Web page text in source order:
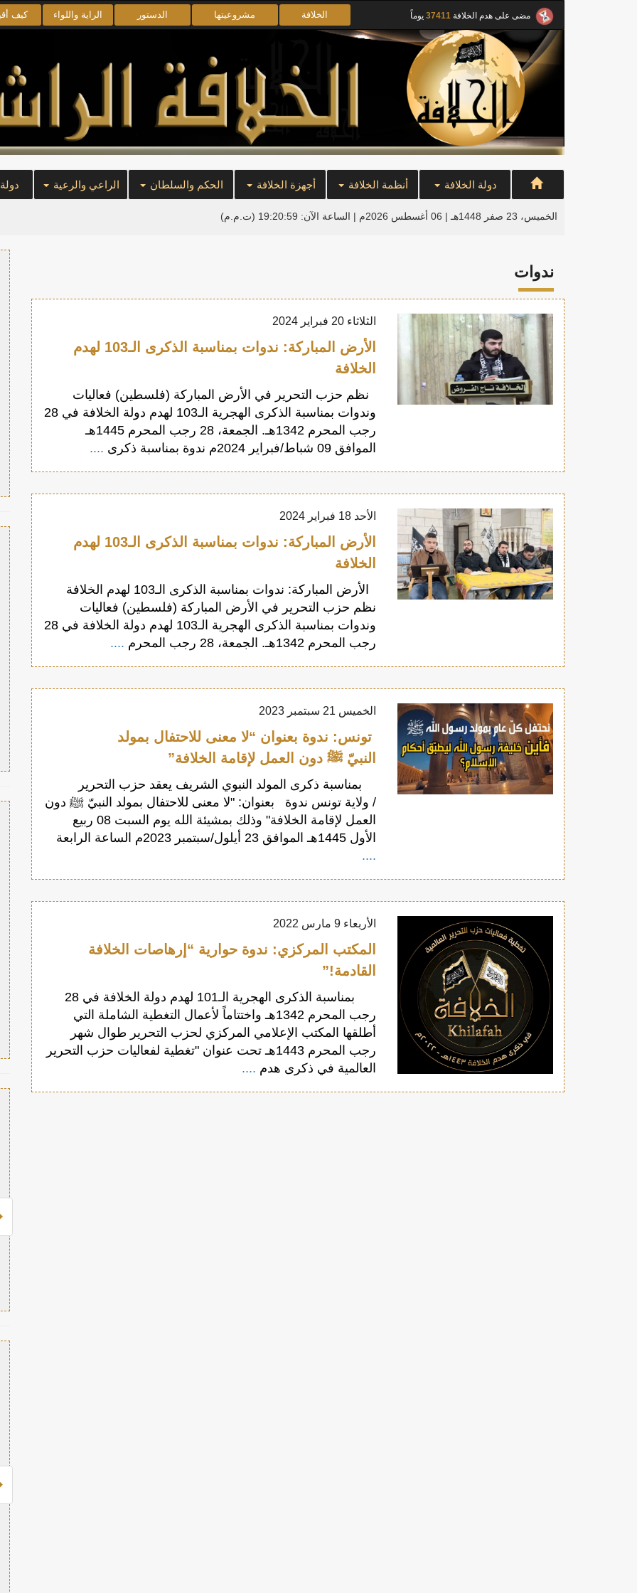
مضى على هدم الخلافة 37411 يوماً الخلافة مشروعيتها الدستور الراية واللواء كيف
دولة الخلافة أنظمة الخلافة أجهزة الخلافة الحكم والسلطان الراعي والرعية
الخميس، 23 صفر 1448هـ | 06 أغسطس 2026م | الساعة الآن: 19:20:59 (ت.م.م)
ندوات
الثلاثاء 20 فبراير 2024
الأرض المباركة: ندوات بمناسبة الذكرى الـ103 لهدم
الخلافة
نظم حزب التحرير في الأرض المباركة (فلسطين) فعاليات
وندوات بمناسبة الذكرى الهجرية الـ103 لهدم دولة الخلافة في 28
رجب المحرم 1342هـ. الجمعة، 28 رجب المحرم 1445هـ
الموافق 09 شباط/فبراير 2024م ندوة بمناسبة ذكرى
....
الأحد 18 فبراير 2024
الأرض المباركة: ندوات بمناسبة الذكرى الـ103 لهدم
الخلافة
الأرض المباركة: ندوات بمناسبة الذكرى الـ103 لهدم الخلافة
نظم حزب التحرير في الأرض المباركة (فلسطين) فعاليات
وندوات بمناسبة الذكرى الهجرية الـ103 لهدم دولة الخلافة في 28
رجب المحرم 1342هـ. الجمعة، 28 رجب المحرم
....
الخميس 21 سبتمبر 2023
تونس: ندوة بعنوان “لا معنى للاحتفال بمولد
النبيّ ﷺ دون العمل لإقامة الخلافة”
بمناسبة ذكرى المولد النبوي الشريف يعقد حزب التحرير
/ ولاية تونس ندوة بعنوان: "لا معنى للاحتفال بمولد النبيّ ﷺ دون
العمل لإقامة الخلافة" وذلك بمشيئة الله يوم السبت 08 ربيع
الأول 1445هـ الموافق 23 أيلول/سبتمبر 2023م الساعة الرابعة
....
الأربعاء 9 مارس 2022
المكتب المركزي: ندوة حوارية “إرهاصات الخلافة
القادمة!”
بمناسبة الذكرى الهجرية الـ101 لهدم دولة الخلافة في 28
رجب المحرم 1342هـ واختتاماً لأعمال التغطية الشاملة التي
أطلقها المكتب الإعلامي المركزي لحزب التحرير طوال شهر
رجب المحرم 1443هـ تحت عنوان "تغطية لفعاليات حزب التحرير
العالمية في ذكرى هدم ....